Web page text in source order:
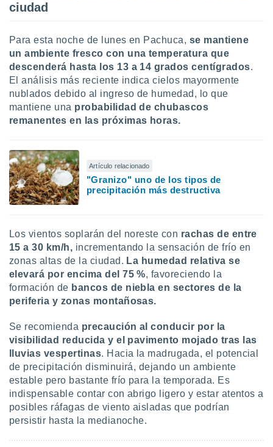
ciudad
Para esta noche de lunes en Pachuca, se mantiene
un ambiente fresco con una temperatura que
descenderá hasta los 13 a 14 grados centígrados.
El análisis más reciente indica cielos mayormente
nublados debido al ingreso de humedad, lo que
mantiene una probabilidad de chubascos
remanentes en las próximas horas.
Artículo relacionado
"Granizo" uno de los tipos de
precipitación más destructiva
Los vientos soplarán del noreste con rachas de entre
15 a 30 km/h, incrementando la sensación de frío en
zonas altas de la ciudad. La humedad relativa se
elevará por encima del 75 %, favoreciendo la
formación de bancos de niebla en sectores de la
periferia y zonas montañosas.
Se recomienda precaución al conducir por la
visibilidad reducida y el pavimento mojado tras las
lluvias vespertinas. Hacia la madrugada, el potencial
de precipitación disminuirá, dejando un ambiente
estable pero bastante frío para la temporada. Es
indispensable contar con abrigo ligero y estar atentos a
posibles ráfagas de viento aisladas que podrían
persistir hasta la medianoche.